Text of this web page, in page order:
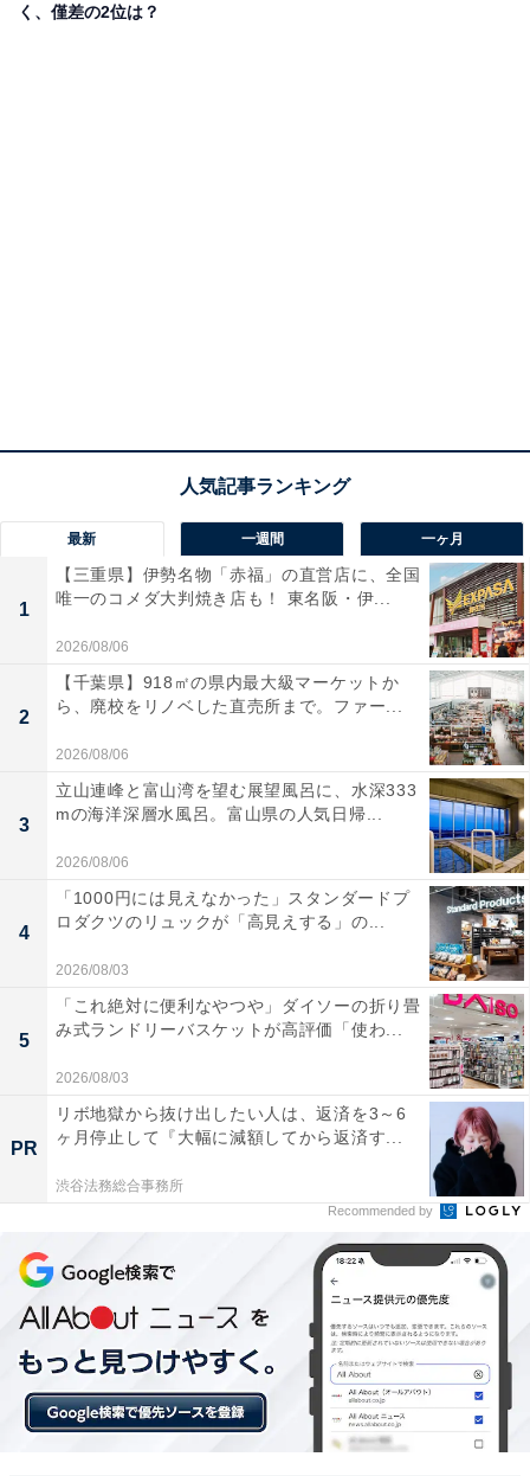
く、僅差の2位は？
最新 一週間 一ヶ月
1
【三重県】伊勢名物「赤福」の直営店に、全国
唯一のコメダ大判焼き店も！ 東名阪・伊...
2026/08/06
2
【千葉県】918㎡の県内最大級マーケットか
ら、廃校をリノベした直売所まで。ファー...
2026/08/06
3
立山連峰と富山湾を望む展望風呂に、水深333
mの海洋深層水風呂。富山県の人気日帰...
2026/08/06
4
「1000円には見えなかった」スタンダードプ
ロダクツのリュックが「高見えする」の...
2026/08/03
5
「これ絶対に便利なやつや」ダイソーの折り畳
み式ランドリーバスケットが高評価「使わ...
2026/08/03
PR
リボ地獄から抜け出したい人は、返済を3～6
ヶ月停止して『大幅に減額してから返済す...
渋谷法務総合事務所
Recommended by